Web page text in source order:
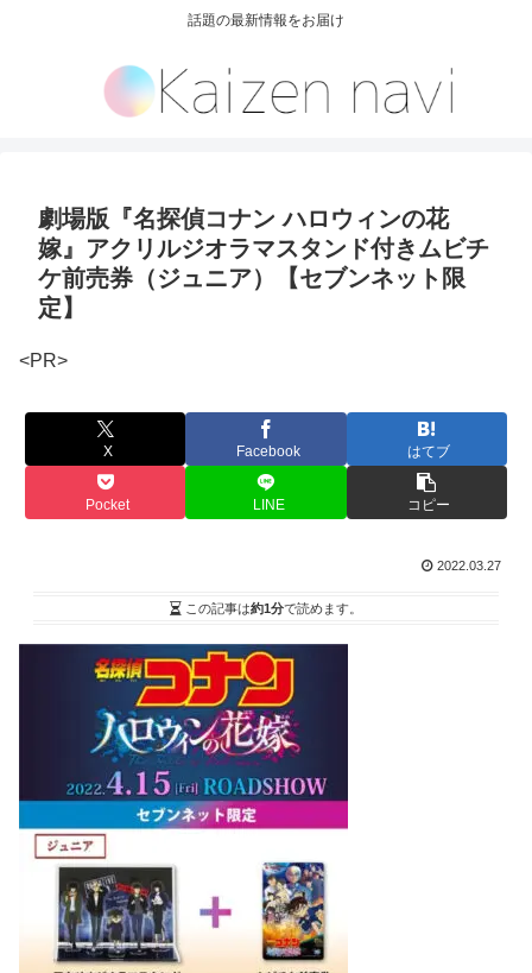
話題の最新情報をお届け
劇場版『名探偵コナン ハロウィンの花
嫁』アクリルジオラマスタンド付きムビチ
ケ前売券（ジュニア）【セブンネット限
定】
<PR>
X Facebook はてブ
Pocket LINE コピー
2022.03.27
この記事は約1分で読めます。